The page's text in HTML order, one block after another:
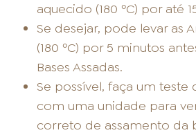
aquecido (180 ºC) por até
Se desejar, pode levar as
(180 ºC) por 5 minutos
Bases Assadas.
Se possível, faça um teste
com uma unidade para
correto de assamento da